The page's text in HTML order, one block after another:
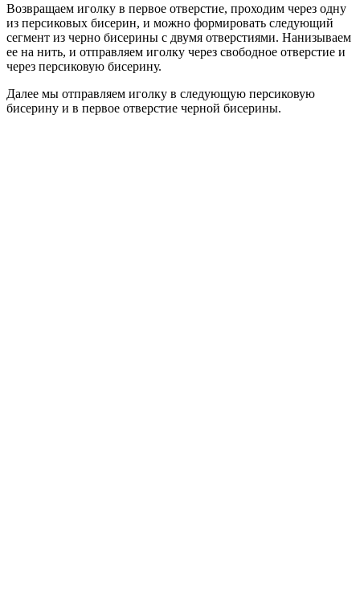
Возвращаем иголку в первое отверстие, проходим через одну
из персиковых бисерин, и можно формировать следующий
сегмент из черно бисерины с двумя отверстиями. Нанизываем
ее на нить, и отправляем иголку через свободное отверстие и
через персиковую бисерину.
Далее мы отправляем иголку в следующую персиковую
бисерину и в первое отверстие черной бисерины.